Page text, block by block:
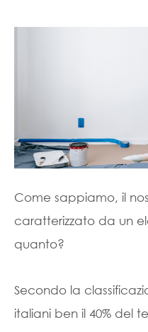
Come sappiamo, il
caratterizzato da un
quanto?
Secondo la
italiani ben il 40% del